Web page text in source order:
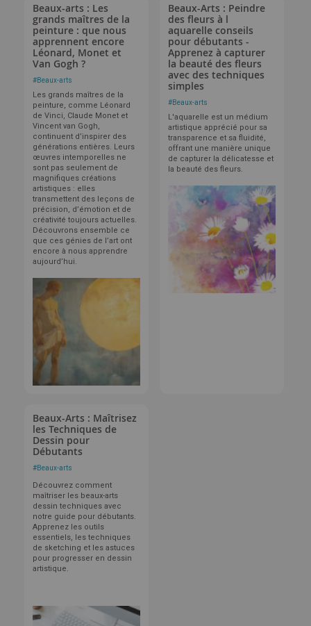
Beaux-arts : Les
grands maîtres de la
peinture : que nous
apprennent encore
Léonard, Monet et
Van Gogh ?
#Beaux-arts
Les grands maîtres de la
peinture, comme Léonard
de Vinci, Claude Monet et
Vincent van Gogh,
continuent d’inspirer des
générations entières. Leurs
œuvres intemporelles ne
sont pas seulement de
magnifiques créations
artistiques : elles
transmettent des leçons de
précision, d’émotion et de
créativité toujours actuelles.
Découvrons ensemble ce
que ces génies de l’art ont
encore à nous apprendre
aujourd’hui.
Beaux-Arts : Peindre
des fleurs à l
aquarelle conseils
pour débutants -
Apprenez à capturer
la beauté des fleurs
avec des techniques
simples
#Beaux-arts
L'aquarelle est un médium
artistique apprécié pour sa
transparence et sa fluidité,
offrant une manière unique
de capturer la délicatesse et
la beauté des fleurs.
Beaux-Arts : Maîtrisez
les Techniques de
Dessin pour
Débutants
#Beaux-arts
Découvrez comment
maîtriser les beaux-arts
dessin techniques avec
notre guide pour débutants.
Apprenez les outils
essentiels, les techniques
de sketching et les astuces
pour progresser en dessin
artistique.